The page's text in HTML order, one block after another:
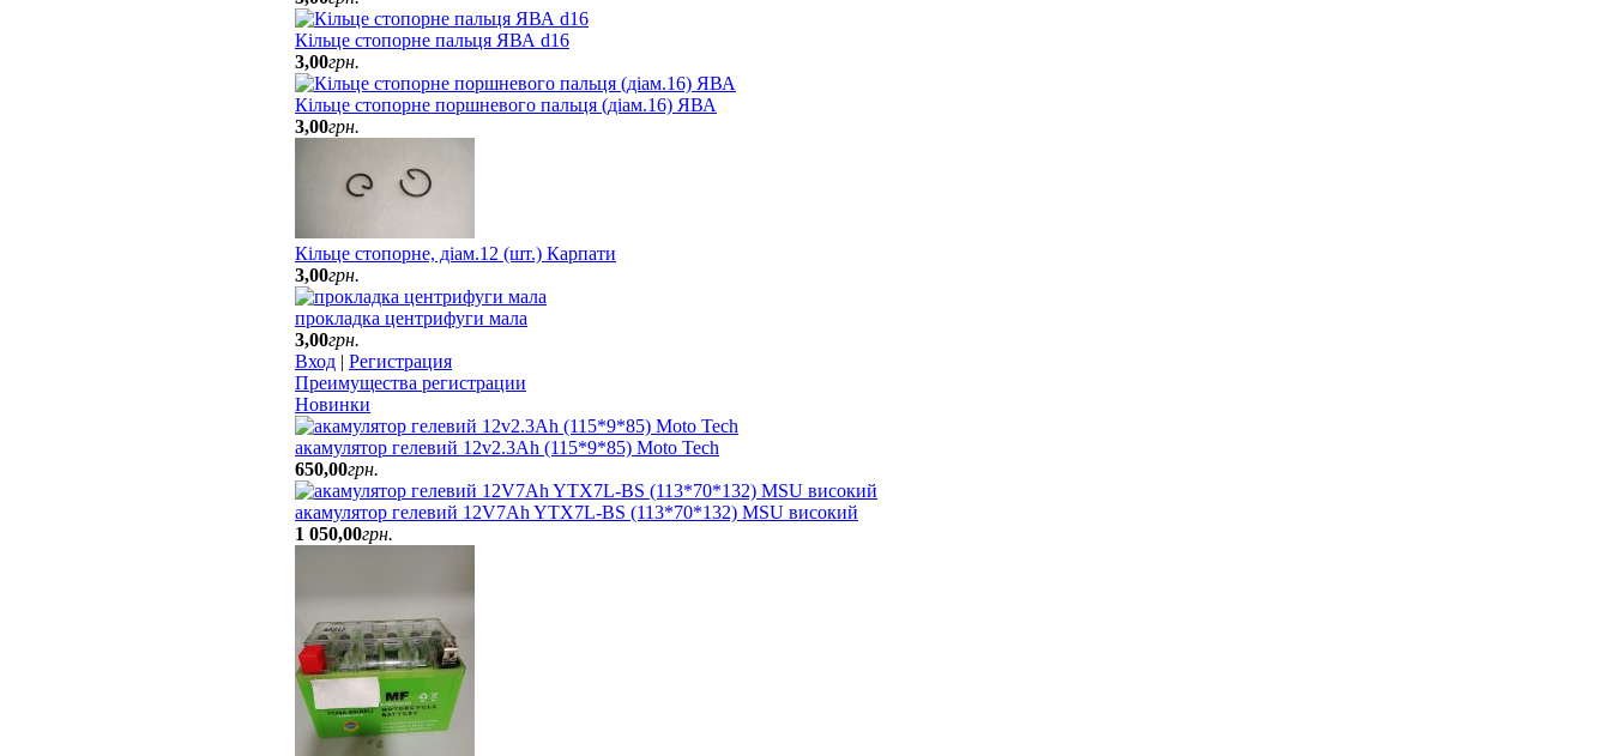
Кільце стопорне пальця ЯВА d16
3,00грн.
Кільце стопорне поршневого пальця (діам.16) ЯВА
3,00грн.
Кільце стопорне, діам.12 (шт.) Карпати
3,00грн.
прокладка центрифуги мала
3,00грн.
Вход | Регистрация
Преимущества регистрации
Новинки
акамулятор гелевий 12v2.3Ah (115*9*85) Moto Tech
650,00грн.
акамулятор гелевий 12V7Ah YTX7L-BS (113*70*132) MSU високий
1 050,00грн.